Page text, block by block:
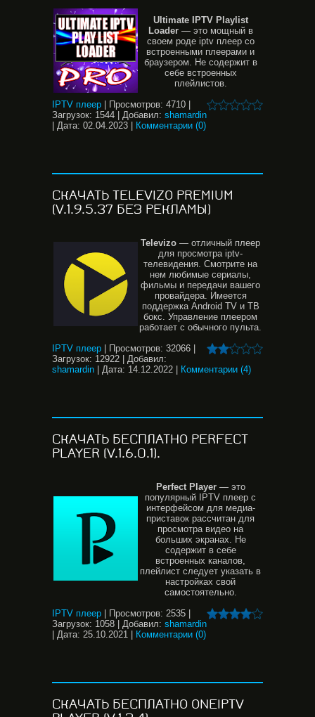
Ultimate IPTV Playlist
Loader— это мощный в
своем роде iptv плеер со
встроенными плеерами и
браузером. Не содержит в
себе встроенных
плейлистов.
IPTV плеер
Просмотров: 4710
Загрузок: 1544 Добавил: shamardin
Дата: 02.04.2023 Комментарии (0)
СКАЧАТЬ TELEVIZO PREMIUM
(V.1.9.5.37 БЕЗ РЕКЛАМЫ)
Televizo — отличный плеер
для просмотра iptv-
телевидения. Смотрите на
нем любимые сериалы,
фильмы и передачи вашего
провайдера. Имеется
поддержка Android TV и ТВ
бокс. Управление плеером
работает с обычного пульта.
IPTV плеер
Просмотров: 32066
Загрузок: 12922
Добавил:
shamardin
Дата: 14.12.2022 Комментарии (4)
СКАЧАТЬ БЕСПЛАТНО PERFECT
PLAYER (V.1.6.0.1).
Perfect Player— это
популярный IPTV плеер с
интерфейсом для медиа-
приставок рассчитан для
просмотра видео на
больших экранах. Не
содержит в себе
встроенных каналов,
плейлист следует указать в
настройках свой
самостоятельно.
IPTV плеер
Просмотров: 2535
Загрузок: 1058 Добавил: shamardin
Дата: 25.10.2021 Комментарии (0)
СКАЧАТЬ БЕСПЛАТНО ONEIPTV